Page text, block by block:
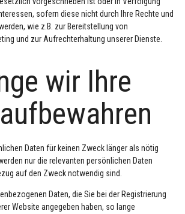
sofern diese nicht durch Ihre Rechte und
wie z.B. zur Bereitstellung von
und zur Aufrechterhaltung unserer Dienste.
wir Ihre
Daten für keinen Zweck länger als nötig
nur die relevanten persönlichen Daten
auf den Zweck notwendig sind.
Daten, die Sie bei der Registrierung
Website angegeben haben, so lange